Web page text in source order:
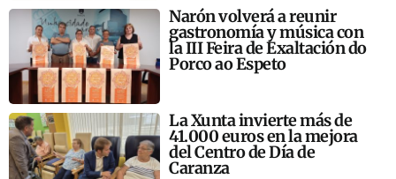
Narón volverá a reunir
gastronomía y música con
la III Feira de Exaltación do
Porco ao Espeto
La Xunta invierte más de
41.000 euros en la mejora
del Centro de Día de
Caranza